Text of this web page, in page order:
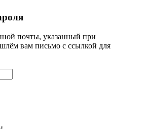
почты, указанный при
вам письмо с ссылкой для